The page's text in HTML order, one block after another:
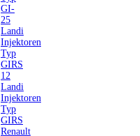
GI-
25
Landi
Injektoren
Typ
GIRS
12
Landi
Injektoren
Typ
GIRS
Renault